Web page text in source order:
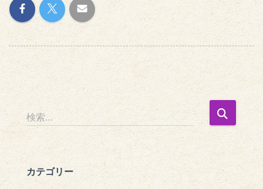
検
索
:
検索…
カテゴリー